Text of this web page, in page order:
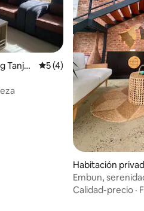
Tanjo
Calificación promedio: 5
5 (4)
Habitación
ng Sungai Matan
Embun,
Calidad-precio ·